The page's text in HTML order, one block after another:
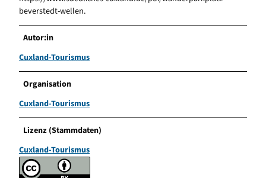
beverstedt-wellen.
Autor:in
Cuxland-Tourismus
Organisation
Cuxland-Tourismus
Lizenz (Stammdaten)
Cuxland-Tourismus